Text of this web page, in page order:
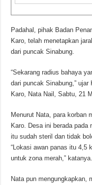
Padahal, pihak Badan
Karo, telah menetapkan
dari puncak Sinabung.
“Sekarang radius bahaya
dari puncak Sinabung,”
Karo, Nata Nail, Sabtu, 21
Menurut Nata, para korban
Karo. Desa ini berada
itu sudah steril dan tidak
“Lokasi awan panas itu 4,5
untuk zona merah,” katanya.
Nata pun mengungkapkan,